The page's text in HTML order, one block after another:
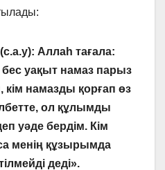
Аллаһ тағала:
бес уақыт намаз парыз
кім намазды қорғап өз
ол құлымды
уәде бердім. Кім
менің құзырымда
деді».